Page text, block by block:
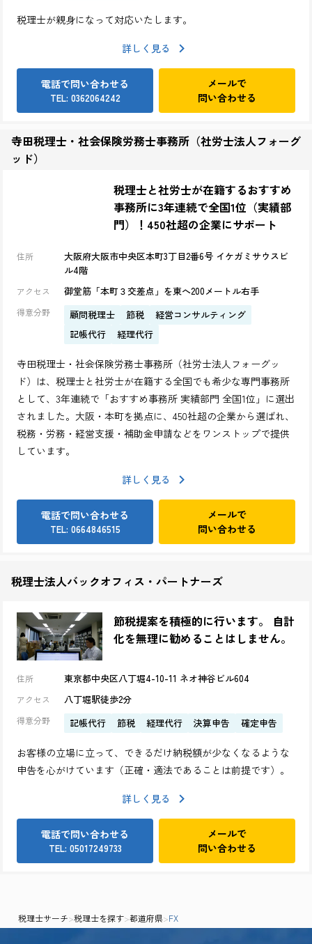
税理士が親身になって対応いたします。
詳しく見る
電話で問い合わせる
TEL: 0362064242
メールで
問い合わせる
寺田税理士・社会保険労務士事務所（社労士法人フォーグ
ッド）
税理士と社労士が在籍するおすすめ
事務所に3年連続で全国1位（実績部
門）！450社超の企業にサポート
住所
大阪府大阪市中央区本町3丁目2番6号 イケガミサウスビ
ル4階
アクセス 御堂筋「本町３交差点」を東へ200メートル右手
得意分野 顧問税理士 節税
経営コンサルティング
記帳代行
経理代行
寺田税理士・社会保険労務士事務所（社労士法人フォーグッ
ド）は、税理士と社労士が在籍する全国でも希少な専門事務所
として、3年連続で「おすすめ事務所 実績部門 全国1位」に選出
されました。大阪・本町を拠点に、450社超の企業から選ばれ、
税務・労務・経営支援・補助金申請などをワンストップで提供
しています。
詳しく見る
電話で問い合わせる
TEL: 0664846515
メールで
問い合わせる
税理士法人バックオフィス・パートナーズ
節税提案を積極的に行います。 自計
化を無理に勧めることはしません。
住所 東京都中央区八丁堀4-10-11 ネオ神谷ビル604
アクセス 八丁堀駅徒歩2分
得意分野 記帳代行 節税 経理代行 決算申告 確定申告
お客様の立場に立って、できるだけ納税額が少なくなるような
申告を心がけています（正確・適法であることは前提です）。
詳しく見る
電話で問い合わせる
TEL: 05017249733
メールで
問い合わせる
税理士サーチ>税理士を探す>都道府県>FX